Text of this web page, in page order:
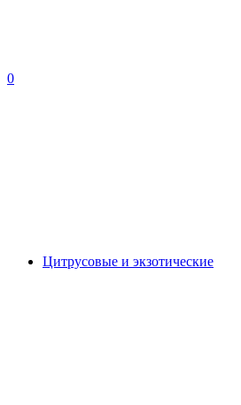
0
Цитрусовые и экзотические